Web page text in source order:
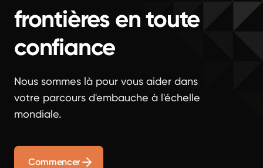
frontières en toute
confiance
Nous sommes là pour vous aider dans
votre parcours d'embauche à l'échelle
mondiale.
Commencer